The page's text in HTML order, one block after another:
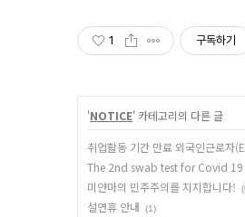
1 구독하기
'NOTICE' 카테고리의 다른 글
취업활동 기간 만료 외국인근로자
The 2nd swab test for Covid 19
미얀마의 민주주의를 지지합니다!
설연휴 안내 (1)